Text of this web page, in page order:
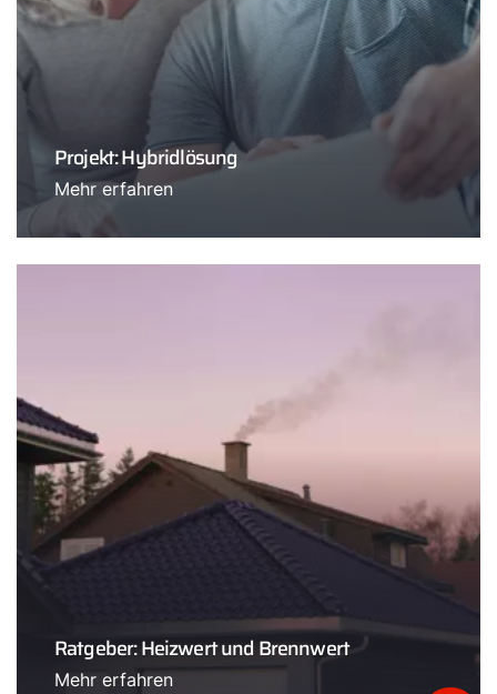
Projekt: Hybridlösung
Mehr erfahren
Ratgeber: Heizwert und Brennwert
Mehr erfahren